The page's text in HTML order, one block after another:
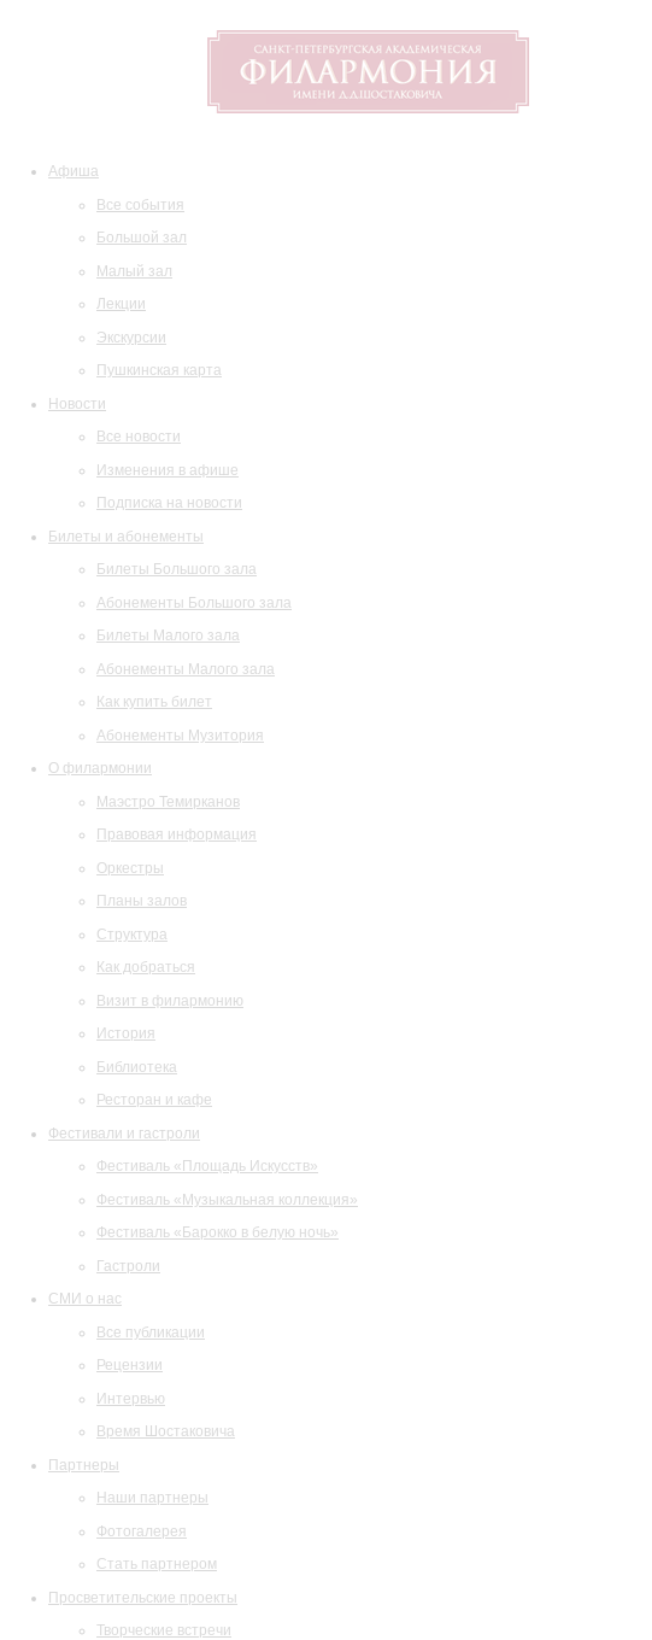
Афиша
Все события
Большой зал
Малый зал
Лекции
Экскурсии
Пушкинская карта
Новости
Все новости
Изменения в афише
Подписка на новости
Билеты и абонементы
Билеты Большого зала
Абонементы Большого зала
Билеты Малого зала
Абонементы Малого зала
Как купить билет
Абонементы Музитория
О филармонии
Маэстро Темирканов
Правовая информация
Оркестры
Планы залов
Структура
Как добраться
Визит в филармонию
История
Библиотека
Ресторан и кафе
Фестивали и гастроли
Фестиваль «Площадь Искусств»
Фестиваль «Музыкальная коллекция»
Фестиваль «Барокко в белую ночь»
Гастроли
СМИ о нас
Все публикации
Рецензии
Интервью
Время Шостаковича
Партнеры
Наши партнеры
Фотогалерея
Стать партнером
Просветительские проекты
Творческие встречи